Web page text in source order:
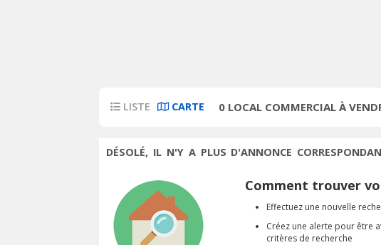
LISTE CARTE 0 LOCAL COMMERCIAL À
DÉSOLÉ, IL N'Y A PLUS D'ANNONCE
Comment trouver
Effectuez une nouvelle
Créez une alerte pour être
critères de recherche